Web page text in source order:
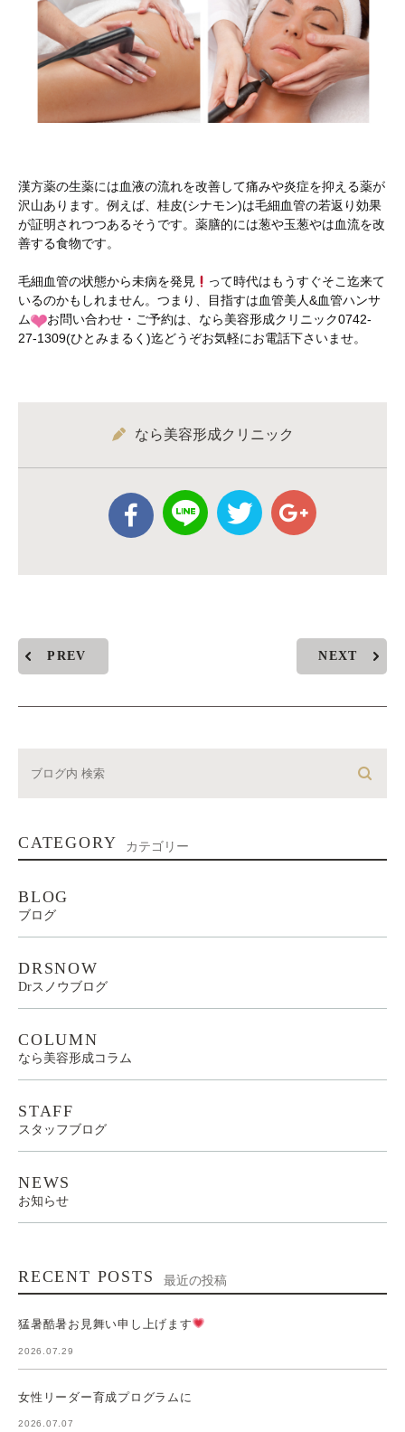
漢方薬の生薬には血液の流れを改善して痛みや炎症を抑える薬が
沢山あります。例えば、桂皮(シナモン)は毛細血管の若返り効果
が証明されつつあるそうです。薬膳的には葱や玉葱やは血流を改
善する食物です。
毛細血管の状態から未病を発見
って時代はもうすぐそこ迄来て
いるのかもしれません。つまり、目指すは血管美人&血管ハンサ
ム
お問い合わせ・ご予約は、なら美容形成クリニック0742-
27-1309(ひとみまるく)迄どうぞお気軽にお電話下さいませ。
なら美容形成クリニック
PREV NEXT
CATEGORY カテゴリー
BLOG
ブログ
DRSNOW
Drスノウブログ
COLUMN
なら美容形成コラム
STAFF
スタッフブログ
NEWS
お知らせ
RECENT POSTS 最近の投稿
猛暑酷暑お見舞い申し上げます
2026.07.29
女性リーダー育成プログラムに
2026.07.07